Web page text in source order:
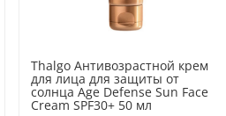
Thalgo Антивозрастной крем
для лица для защиты от
солнца Age Defense Sun Face
Cream SPF30+ 50 мл